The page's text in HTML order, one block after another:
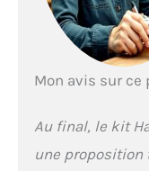
Mon avis sur ce
Au final, le kit
une proposition